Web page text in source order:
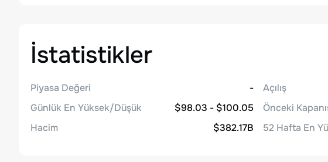
İstatistikler
Piyasa Değeri
-
Günlük En Yüksek/Düşük
$98.03 - $100.05
Hacim
$382.17B
Açılış
Önceki
52 Hafta En